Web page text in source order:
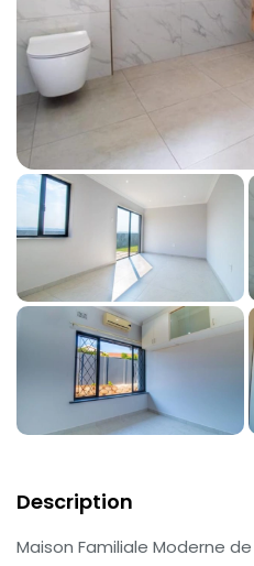
Description
Maison Familiale Moderne